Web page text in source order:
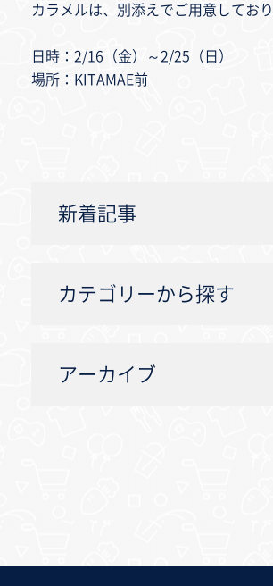
カラメルは、別添えでご用意しており
日時：2/16（金）～2/25（日）
場所：KITAMAE前
新着記事
カテゴリーから探す
アーカイブ